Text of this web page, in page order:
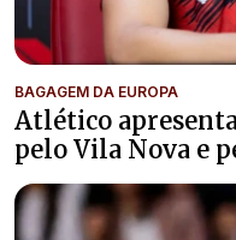
BAGAGEM DA EUROPA
Atlético
pelo Vila Nova e